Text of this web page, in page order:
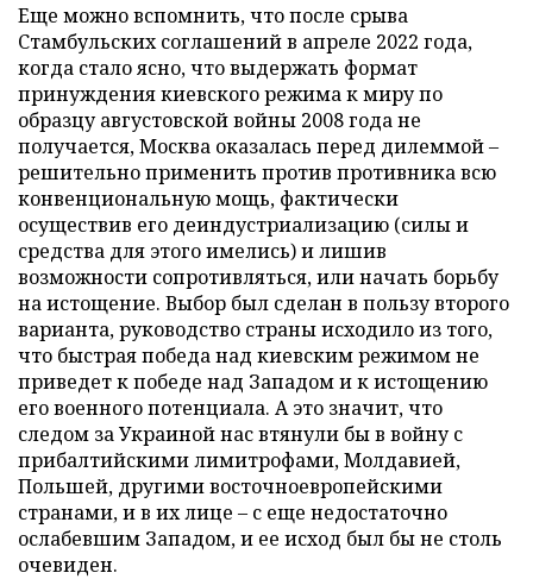
Еще можно вспомнить, что после срыва
Стамбульских соглашений в апреле 2022 года,
когда стало ясно, что выдержать формат
принуждения киевского режима к миру по
образцу августовской войны 2008 года не
получается, Москва оказалась перед дилеммой –
решительно применить против противника всю
конвенциональную мощь, фактически
осуществив его деиндустриализацию (силы и
средства для этого имелись) и лишив
возможности сопротивляться, или начать борьбу
на истощение. Выбор был сделан в пользу второго
варианта, руководство страны исходило из того,
что быстрая победа над киевским режимом не
приведет к победе над Западом и к истощению
его военного потенциала. А это значит, что
следом за Украиной нас втянули бы в войну с
прибалтийскими лимитрофами, Молдавией,
Польшей, другими восточноевропейскими
странами, и в их лице – с еще недостаточно
ослабевшим Западом, и ее исход был бы не столь
очевиден.